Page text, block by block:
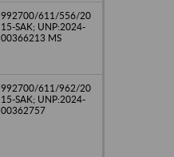
992700/611/556/20
15-SAK; UNP:2024-
00366213 MS
992700/611/962/20
15-SAK; UNP:2024-
00362757